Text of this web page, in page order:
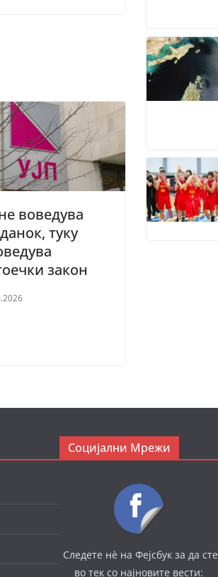
воведува
туку
закон
Социјални Мрежи
Следете нè на Фејсбук за да сте
во тек со најновите вести: